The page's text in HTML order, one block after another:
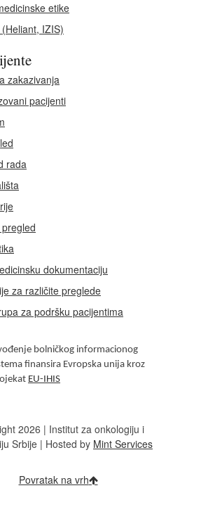
etike
IZIS)
zakazivanja
pacijenti
rada
dokumentaciju
za različite preglede
za podršku pacijentima
bolničkog informacionog
finansira Evropska unija kroz
EU-IHIS
2026 | Institut za onkologiju i
Srbije | Hosted by Mint Services
Povratak na vrh